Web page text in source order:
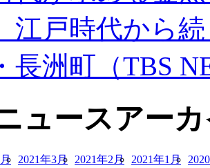
戸時代から
長洲町（TBS
ュースアー
2021年3月 2021年2月 2021年1月